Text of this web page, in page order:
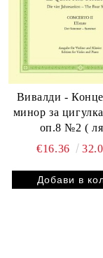
Вивалди -
минор за
оп.8 №2 (
€16.36